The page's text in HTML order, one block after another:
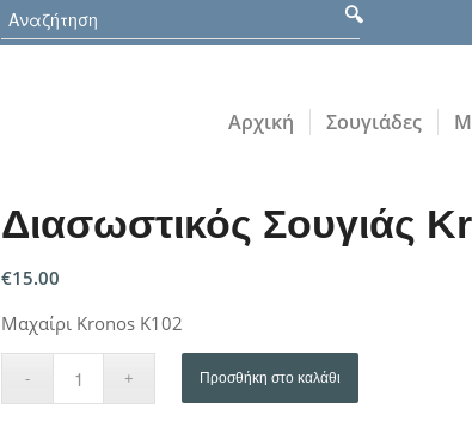
Αρχική Σουγιάδες
Διασωστικός Σουγιάς
€15.00
Μαχαίρι Kronos K102
Προσθήκη στο καλάθι